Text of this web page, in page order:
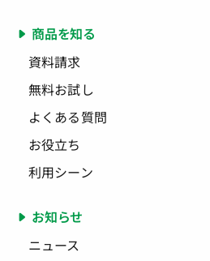
商品を知る
資料請求
無料お試し
よくある質問
お役立ち
利用シーン
お知らせ
ニュース